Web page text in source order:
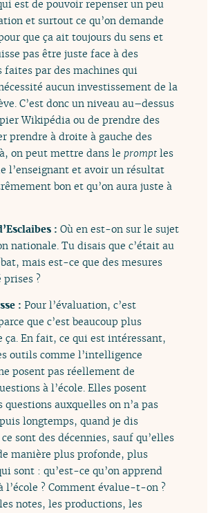
est de pouvoir repenser un peu
et surtout ce qu’on demande
que ça ait toujours du sens et
pas être juste face à des
faites par des machines qui
aucun investissement de la
C’est donc un niveau au–dessus
Wikipédia ou de prendre des
prendre à droite à gauche des
on peut mettre dans le prompt les
l’enseignant et avoir un résultat
bon et qu’on aura juste à
:Où en est-on sur le sujet
nationale. Tu disais que c’était au
mais est-ce que des mesures
prises ?
:Pour l’évaluation, c’est
que c’est beaucoup plus
ça. En fait, ce qui est intéressant,
outils comme l’intelligence
posent pas réellement de
à l’école. Elles posent
questions auxquelles on n’a pas
longtemps, quand je dis
sont des décennies, sauf qu’elles
manière plus profonde, plus
sont : qu’est-ce qu’on apprend
l’école ? Comment évalue-t-on ?
notes, les productions, les